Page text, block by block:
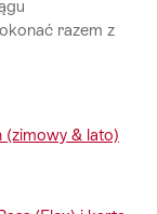
razem z
(zimowy & lato)